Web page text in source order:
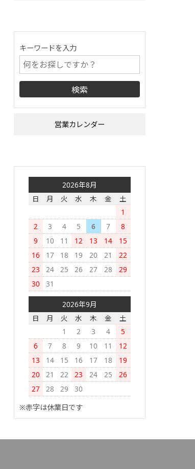
キーワードを入力
営業カレンダー
2026年8月
日
月 火 水 木 金
土
1
2
3 4 5 6 7
8
9
10 11 12 13 14
15
16
17 18 19 20 21
22
23
24 25 26 27 28
29
30
31
2026年9月
日
月 火 水 木 金
土
1
2 3 4
5
6
7 8 9 10 11
12
13
14 15 16 17 18
19
20
21 22 23 24 25
26
27
28 29
30
※赤字は休業日です